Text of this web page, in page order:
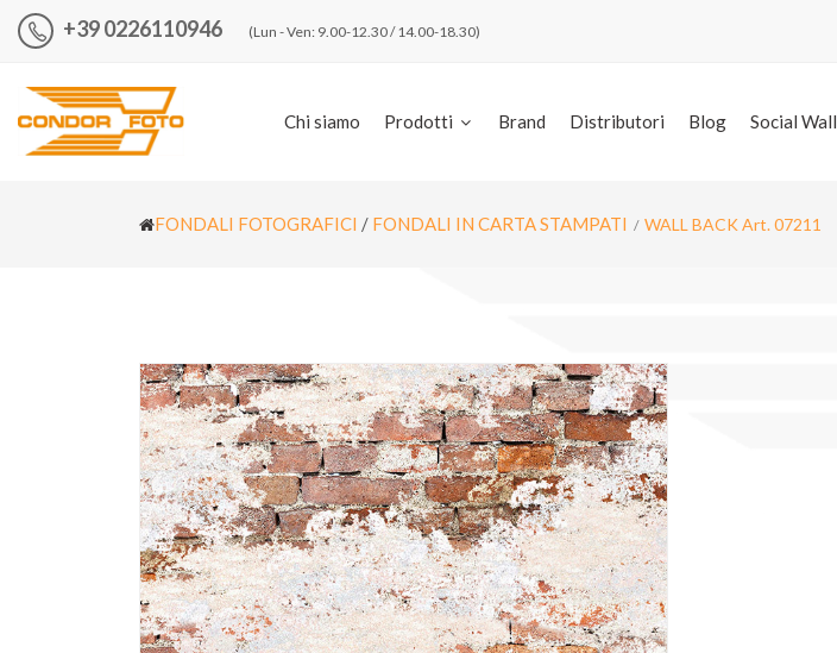
+39 0226110946 (Lun - Ven: 9.00-12.30 / 14.00-18.30)
Chi siamo Prodotti Brand Distributori Blog Social Wall
FONDALI FOTOGRAFICI / FONDALI IN CARTA STAMPATI WALL BACK Art. 07211